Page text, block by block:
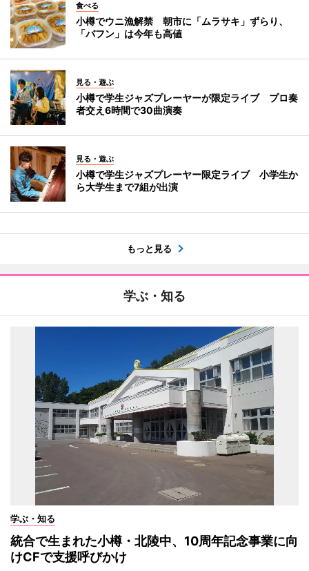
食べる
小樽でウニ漁解禁 朝市に「ムラサキ」ずらり、
「バフン」は今年も高値
見る・遊ぶ
小樽で学生ジャズプレーヤーが限定ライブ プロ奏
者交え6時間で30曲演奏
見る・遊ぶ
小樽で学生ジャズプレーヤー限定ライブ 小学生か
ら大学生まで7組が出演
もっと見る
学ぶ・知る
学ぶ・知る
統合で生まれた小樽・北陵中、10周年記念事業に向
けCFで支援呼びかけ